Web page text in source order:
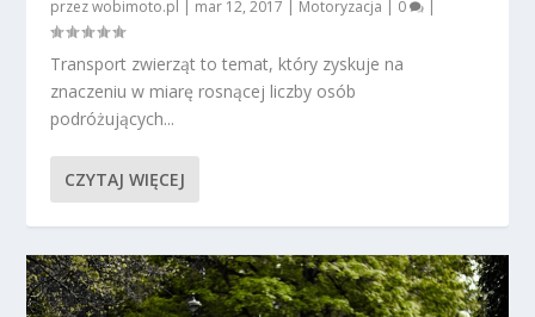
przezwobimoto.pl mar 12, 2017 Motoryzacja 0
Transport zwierząt to temat, który zyskuje na
znaczeniu w miarę rosnącej liczby osób
podróżujących...
CZYTAJ WIĘCEJ